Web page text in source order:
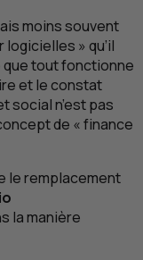
moins souvent
» qu’il
tout fonctionne
et le constat
social n’est pas
de « finance
le remplacement
la manière